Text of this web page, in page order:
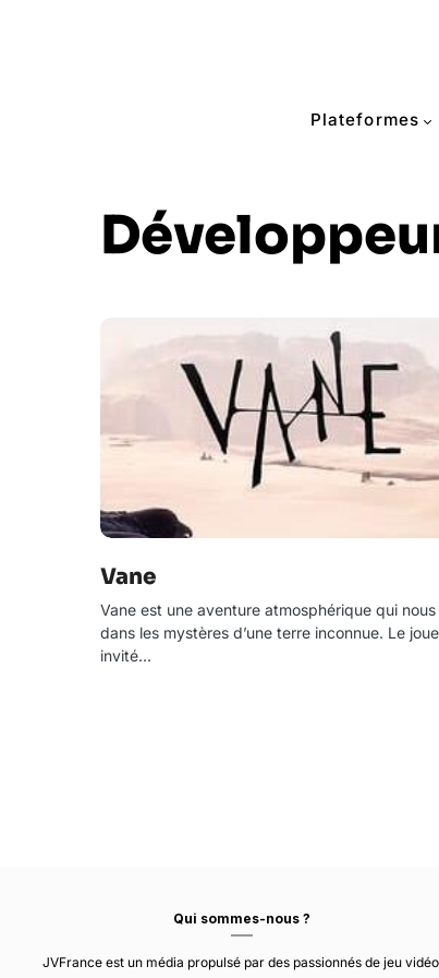
Plateformes
Vane
Vane est une aventure atmosphérique qui
dans les mystères d’une terre inconnue. Le
invité…
Qui sommes-nous ?
JVFrance est un média propulsé par des passionnés de jeu